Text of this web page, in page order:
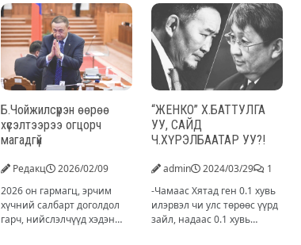
Б.Чойжилсүрэн өөрөө
хүсэлтээрээ огцорч
магадгүй
Редакц
2026/02/09
2026 он гармагц, эрчим
хүчний салбарт доголдол
гарч, нийслэлчүүд хэдэн
“ЖЕНКО” Х.БАТТУЛГА
УУ, САЙД
Ч.ХҮРЭЛБААТАР УУ?!
admin 2024/03/29
1
-Чамаас Хятад ген 0.1 хувь
илэрвэл чи улс төрөөс үүрд
зайл, надаас 0.1 хувь